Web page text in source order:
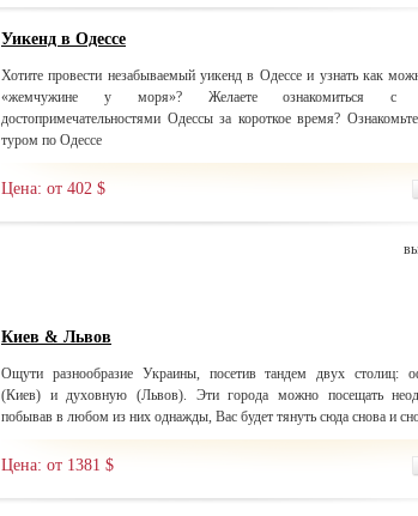
Уикенд в Одессе
Хотите провести незабываемый уикенд в Одессе и узнать как
«жемчужине у моря»? Желаете ознакомиться с
достопримечательностями Одессы за короткое время?
туром по Одессе
Цена: от 402 $
Киев & Львов
Ощути разнообразие Украины, посетив тандем двух столиц:
(Киев) и духовную (Львов). Эти города можно посещать
побывав в любом из них однажды, Вас будет тянуть сюда снова и
Цена: от 1381 $